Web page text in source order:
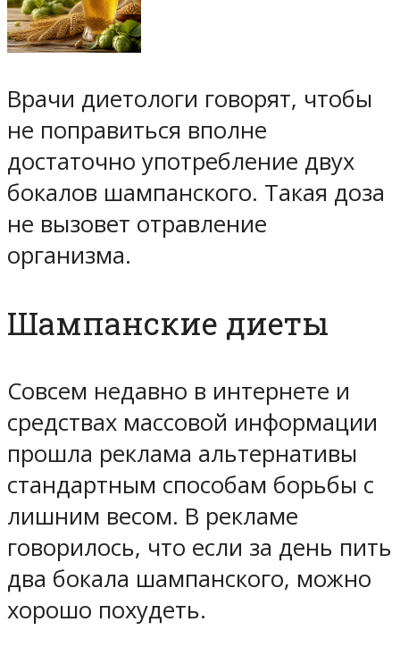
Врачи диетологи говорят, чтобы
не поправиться вполне
достаточно употребление двух
бокалов шампанского. Такая доза
не вызовет отравление
организма.
Шампанские диеты
Совсем недавно в интернете и
средствах массовой информации
прошла реклама альтернативы
стандартным способам борьбы с
лишним весом. В рекламе
говорилось, что если за день пить
два бокала шампанского, можно
хорошо похудеть.